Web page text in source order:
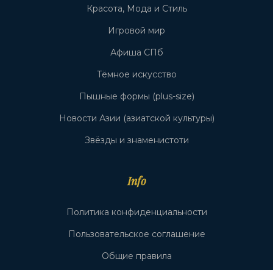
Красота, Мода и Стиль
Игровой мир
Афиша СПб
Тёмное искусство
Пышные формы (plus-size)
Новости Азии (азиатской культуры)
Звёзды и знаменистоти
Info
Политика конфиденциальности
Пользовательское соглашение
Общие правила